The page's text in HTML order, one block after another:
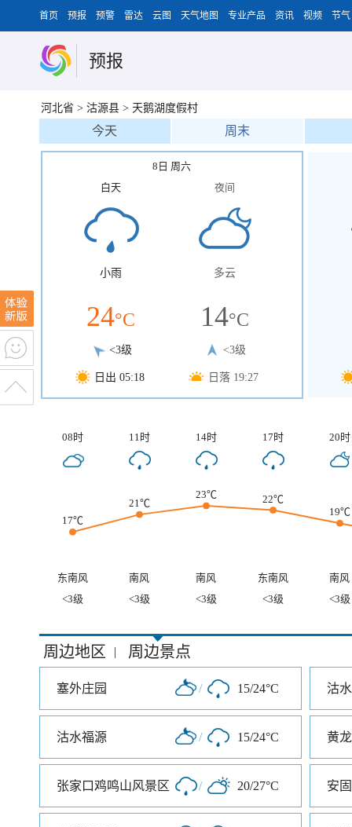
首页 预报 预警 雷达 云图 天气地图 专业产品 资讯 视频 节气
预报
河北省 > 沽源县 > 天鹅湖度假村
今天 周末
8日 周六
白天
小雨
24°C
<3级
日出 05:18
夜间
多云
14°C
<3级
日落 19:27
08时 11时 14时 17时 20时
17℃
21℃
23℃
22℃
19℃
东南风 南风 南风 东南风
南风
<3级
<3级 <3级 <3级 <3级
周边地区 | 周边景点
塞外庄园 / 15/24°C 沽
沽水福源 / 15/24°C 黄
张家口鸡鸣山风景区 / 20/27°C 安